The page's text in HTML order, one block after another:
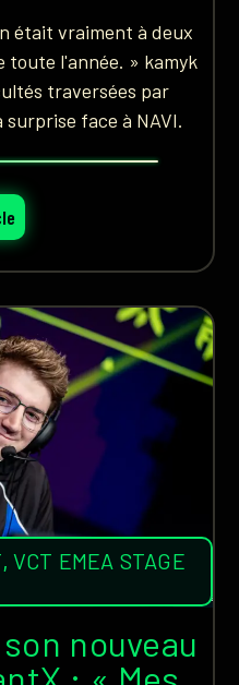
était vraiment à deux
toute l'année. » kamyk
traversées par
face à NAVI.
,VCT EMEA STAGE
nouveau